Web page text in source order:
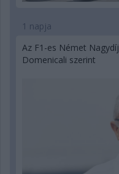
1 napja
Az F1-es Német
Domenicali szerint